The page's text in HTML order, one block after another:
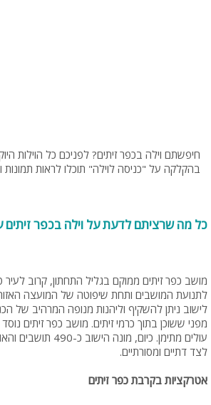
חיפשתם וילה בכפר זיתים? לפניכם כל הוילות
בהקלקה על "כניסה לוילה" תוכלו לראות תמונות
כל מה שרציתם לדעת על וילה בכפר זיתים
מושב כפר זיתים ממוקם בגליל התחתון, קרוב לעיר
לתנועת המושבים ותחת שיפוטה של המועצה
לישוב ניתן להשקיף וליהנות מנופה המרהיב של
עולים מתימן. כיום,
לצד דתיים ומסורתיים.
אטרקציות בקרבת כפר זיתים